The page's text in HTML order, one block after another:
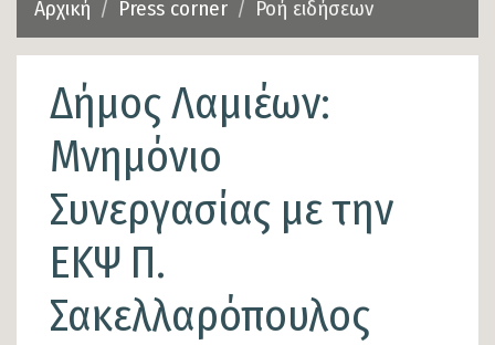
Αρχική Press corner Ροή ειδήσεων
Δήμος Λαμιέων:
Μνημόνιο
Συνεργασίας με την
ΕΚΨ Π.
Σακελλαρόπουλος